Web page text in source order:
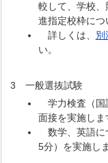
較して、学校
進指定校枠につ
詳しくは、 別
い。
3 一般選抜試験
学力検査（国
面接を実施しま
数学、英語に
5分）を実施し